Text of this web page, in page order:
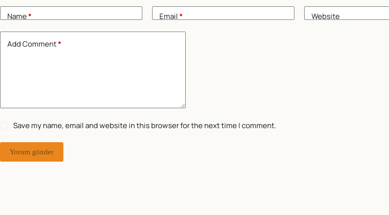
Name* Email* Website
Add Comment*
Save my name, email and website in this browser for the next time I comment.
Yorum gönder